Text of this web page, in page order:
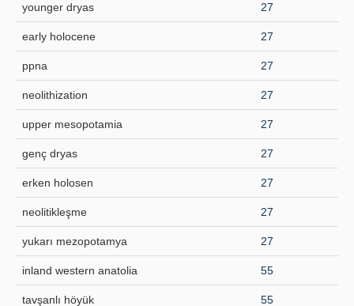
younger dryas 27
early holocene 27
ppna 27
neolithization 27
upper mesopotamia 27
genç dryas 27
erken holosen 27
neolitikleşme 27
yukarı mezopotamya 27
inland western anatolia 55
tavşanlı höyük 55